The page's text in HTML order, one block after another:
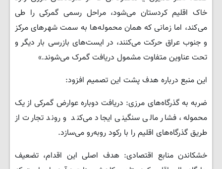
خاک اقلیم کردستان می‌شود، مراحل رسمی گمرکی را طی
می‌کند، اما زمانی که همان محموله‌ها به سمت شهرهای مرکز
و جنوب عراق حرکت می‌کنند، در ایست‌های بازرسی بار دیگر و
تحت عناوین متفاوت مشمول دریافت گمرک می‌شوند.»
این منبع درباره هدف پشت این تصمیم افزود:
ضربه به گذرگاه‌های مرزی: دریافت دوباره عوارض گمرکی از یک
محموله، فشار مالی سنگینی ایجاد می‌کند و روند تجارت از
طریق گذرگاه‌های اقلیم را با رکود روبه‌رو می‌سازد.
خشکاندن منابع اقتصادی: هدف اصلی این اقدام، تضعیف